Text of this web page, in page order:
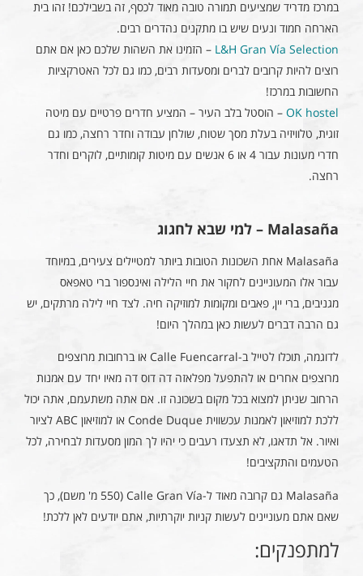
במרכז מדריד שמציעים תמורה טובה מאוד לכסף, זה בשבילכם! זהו בית
הארחה חמוד ונעים שיש בו מתקנים נהדרים רבים.
L&H Gran Vía Selection – הזמינו את השהות שלכם כאן אם אתם
רוצים להיות קרובים לברים ומסעדות רבים, כמו גם לכל האטרקציות
החשובות במרכז!
OK hostel – הוסטל בלב העיר – המציע חדרים פרטיים עם מיטה
זוגית, טלוויזיה בעלת מסך שטוח, שולחן עבודה וחדר רחצה, כמו גם
חדרי מעונות עבור 4 או 6 אנשים עם מיטות קומותיים, לוקרים וחדר
רחצה.
Malasaña – למי שבא לחגוג
Malasaña אחת השכונות הטובות ביותר למטיילים צעירים, במיוחד
עבור אלו המעוניינים לחקור את חיי הלילה ואינספור ברי טאפאס
מגניבים, ברי יין, פאבים ומקומות למוזיקה חיה. לצד חיי לילה מרתקים, יש
גם הרבה דברים לעשות כאן במהלך היום!
לדוגמה, תוכלו לטייל ב-Calle Fuencarral או ברחובות מרוצפים
מרוצפים אחרים או להתפעל מפלאזה דה דוס דה מאיו יחד עם אמנות
הרחוב שניתן למצוא בכל מקום בשכונה זו. אם אתה משתעמם, אתה יכול
ללכת למוזיאון לאמנות עכשווית Conde Duque או למוזיאון ABC לציור
ואיור. אל תדאגו, לא תצעדו רעבים כי יהיו לך המון מסעדות לבחירה, לכל
הטעמים והתקציבים!
Malasaña גם קרובה מאוד ל-Calle Gran Vía (550 מ' משם), כך
שאם אתם מעוניינים לעשות קניות יוקרתיות, אתם יודעים לאן ללכת!
למתפנקים: